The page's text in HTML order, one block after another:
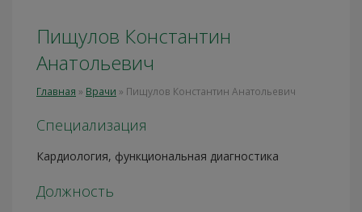
Пищулов Константин
Анатольевич
Главная » Врачи » Пищулов Константин Анатольевич
Специализация
Кардиология, функциональная диагностика
Должность